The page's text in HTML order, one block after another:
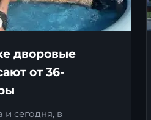
дворовые
от 36-
и сегодня, в